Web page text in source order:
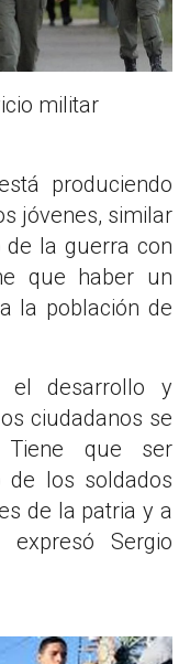
militar
produciendo
jóvenes, similar
de la guerra con
que haber un
la población de
el desarrollo y
ciudadanos se
Tiene que ser
de los soldados
de la patria y a
Sergio